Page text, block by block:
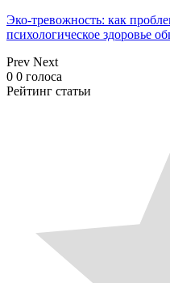
Эко-тревожность: как
психологическое здоровье
Prev Next
0 0 голоса
Рейтинг статьи